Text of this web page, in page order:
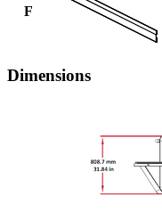
F
Dimensions